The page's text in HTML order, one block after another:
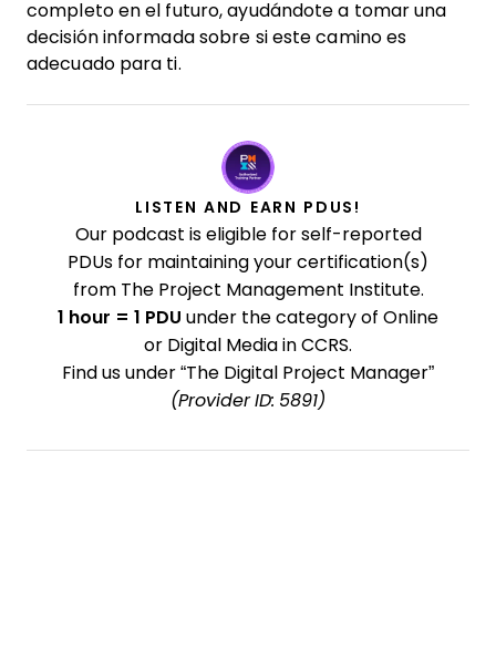
completo en el futuro, ayudándote a tomar una
decisión informada sobre si este camino es
adecuado para ti.
LISTEN AND EARN PDUS!
Our podcast is eligible for self-reported
PDUs for maintaining your certification(s)
from The Project Management Institute.
1 hour = 1 PDU under the category of Online
or Digital Media in CCRS.
Find us under “The Digital Project Manager”
(Provider ID: 5891)